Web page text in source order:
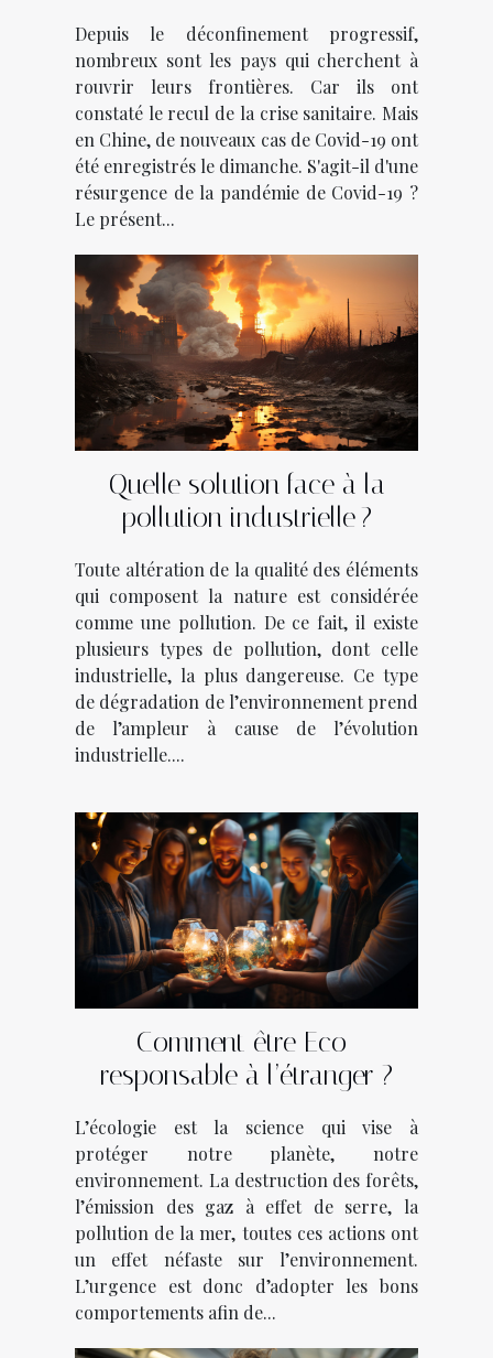
Depuis le déconfinement progressif,
nombreux sont les pays qui cherchent à
rouvrir leurs frontières. Car ils ont
constaté le recul de la crise sanitaire. Mais
en Chine, de nouveaux cas de Covid-19 ont
été enregistrés le dimanche. S'agit-il d'une
résurgence de la pandémie de Covid-19 ?
Le présent...
Quelle solution face à la
pollution industrielle ?
Toute altération de la qualité des éléments
qui composent la nature est considérée
comme une pollution. De ce fait, il existe
plusieurs types de pollution, dont celle
industrielle, la plus dangereuse. Ce type
de dégradation de l’environnement prend
de l’ampleur à cause de l’évolution
industrielle....
Comment être Eco-
responsable à l’étranger ?
L’écologie est la science qui vise à
protéger notre planète, notre
environnement. La destruction des forêts,
l’émission des gaz à effet de serre, la
pollution de la mer, toutes ces actions ont
un effet néfaste sur l’environnement.
L’urgence est donc d’adopter les bons
comportements afin de...